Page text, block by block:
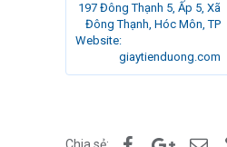
197 Đông Thạnh 5, Ấp 5, Xã
Đông Thạnh, Hóc Môn, TP
Website
giaytienduong.com
FacebookGoogle+